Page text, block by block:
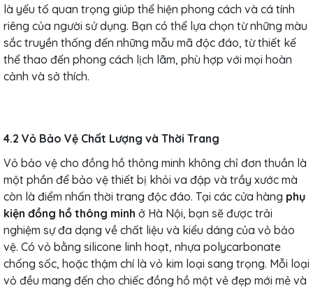
là yếu tố quan trọng giúp thể hiện phong cách và cá tính
riêng của người sử dụng. Bạn có thể lựa chọn từ những màu
sắc truyền thống đến những mẫu mã độc đáo, từ thiết kế
thể thao đến phong cách lịch lãm, phù hợp với mọi hoàn
cảnh và sở thích.
4.2 Vỏ Bảo Vệ Chất Lượng và Thời Trang
Vỏ bảo vệ cho đồng hồ thông minh không chỉ đơn thuần là
một phần để bảo vệ thiết bị khỏi va đập và trầy xước mà
còn là điểm nhấn thời trang độc đáo. Tại các cửa hàng phụ
kiện đồng hồ thông minh ở Hà Nội, bạn sẽ được trải
nghiệm sự đa dạng về chất liệu và kiểu dáng của vỏ bảo
vệ. Có vỏ bằng silicone linh hoạt, nhựa polycarbonate
chống sốc, hoặc thậm chí là vỏ kim loại sang trọng. Mỗi loại
vỏ đều mang đến cho chiếc đồng hồ một vẻ đẹp mới mẻ và